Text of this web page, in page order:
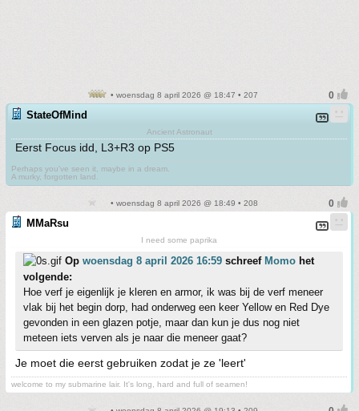
• woensdag 8 april 2026 @ 18:47 • 207
StateOfMind
Ancient Astronaut
Eerst Focus idd, L3+R3 op PS5
Perhaps you've seen it, maybe in a dream.
A murky, forgotten land.
• woensdag 8 april 2026 @ 18:49 • 208
MMaRsu
I need some paprika
Op woensdag 8 april 2026 16:59 schreef Momo het
volgende:
Hoe verf je eigenlijk je kleren en armor, ik was bij de verf meneer
vlak bij het begin dorp, had onderweg een keer Yellow en Red Dye
gevonden in een glazen potje, maar dan kun je dus nog niet
meteen iets verven als je naar die meneer gaat?
Je moet die eerst gebruiken zodat je ze 'leert'
welcome to my submarine lair. It's long, hard and full of seamen!